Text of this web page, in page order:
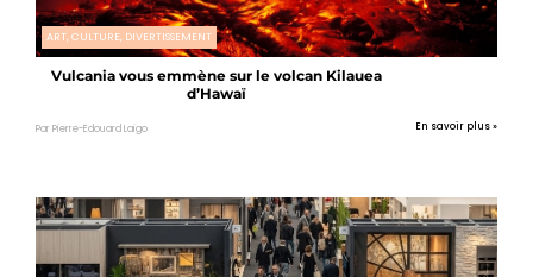
ART, CULTURE, DIVERTISSEMENT
Vulcania vous emmène sur le volcan Kilauea
d’Hawaï
Par Pierre-Edouard Laigo En savoir plus »